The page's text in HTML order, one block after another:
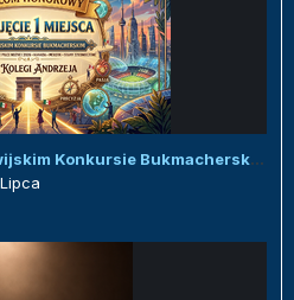
Honorowy dyplom w Malawijskim Konkursie Bukmacherskim :)